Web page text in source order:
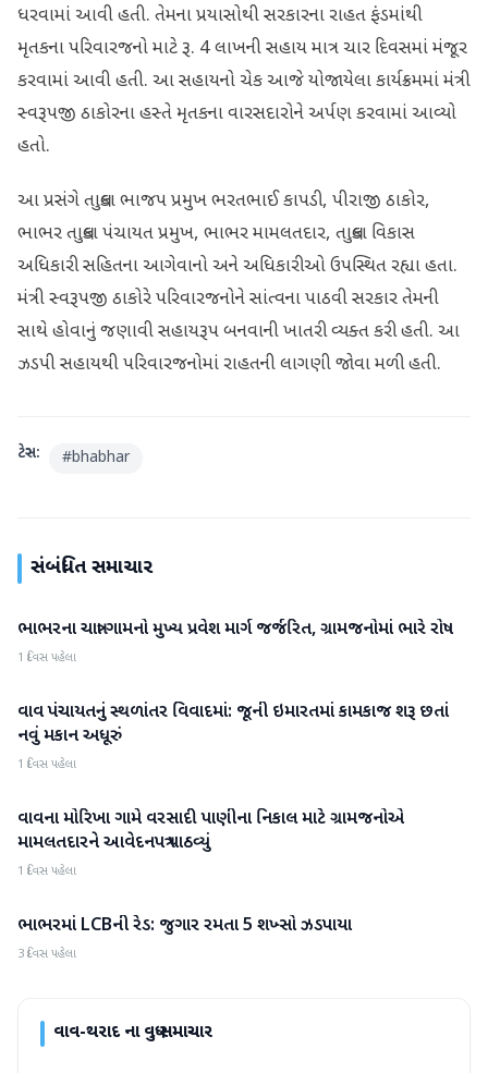
ધરવામાં આવી હતી. તેમના પ્રયાસોથી સરકારના રાહત ફંડમાંથી
મૃતકના પરિવારજનો માટે રૂ. 4 લાખની સહાય માત્ર ચાર દિવસમાં મંજૂર
કરવામાં આવી હતી. આ સહાયનો ચેક આજે યોજાયેલા કાર્યક્રમમાં મંત્રી
સ્વરૂપજી ઠાકોરના હસ્તે મૃતકના વારસદારોને અર્પણ કરવામાં આવ્યો
હતો.
આ પ્રસંગે તાલુકા ભાજપ પ્રમુખ ભરતભાઈ કાપડી, પીરાજી ઠાકોર,
ભાભર તાલુકા પંચાયત પ્રમુખ, ભાભર મામલતદાર, તાલુકા વિકાસ
અધિકારી સહિતના આગેવાનો અને અધિકારીઓ ઉપસ્થિત રહ્યા હતા.
મંત્રી સ્વરૂપજી ઠાકોરે પરિવારજનોને સાંત્વના પાઠવી સરકાર તેમની
સાથે હોવાનું જણાવી સહાયરૂપ બનવાની ખાતરી વ્યક્ત કરી હતી. આ
ઝડપી સહાયથી પરિવારજનોમાં રાહતની લાગણી જોવા મળી હતી.
ટેગ્સ: #bhabhar
સંબંધિત સમાચાર
વાવ-થરાદ
ભાભરના ચાત્રા ગામનો મુખ્ય પ્રવેશ માર્ગ જર્જરિત, ગ્રામજનોમાં ભારે રોષ
1 દિવસ પહેલા
વાવ-થરાદ
વાવ પંચાયતનું સ્થળાંતર વિવાદમાં: જૂની ઇમારતમાં કામકાજ શરૂ છતાં
નવું મકાન અધૂરું
1 દિવસ પહેલા
વાવ-થરાદ
વાવના મોરિખા ગામે વરસાદી પાણીના નિકાલ માટે ગ્રામજનોએ
મામલતદારને આવેદનપત્ર પાઠવ્યું
1 દિવસ પહેલા
વાવ-થરાદ
ભાભરમાં LCBની રેડ: જુગાર રમતા 5 શખ્સો ઝડપાયા
3 દિવસ પહેલા
વાવ-થરાદ ના વધુ સમાચાર